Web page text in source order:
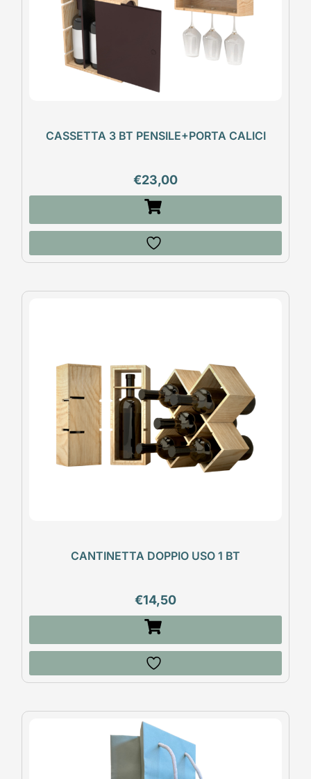
CASSETTA 3 BT PENSILE+PORTA CALICI
€23,00
CANTINETTA DOPPIO USO 1 BT
€14,50